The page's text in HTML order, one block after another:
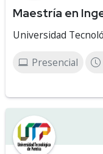
Maestría en
Universidad
Presencial